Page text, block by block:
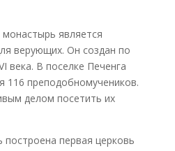
является
верующих. Он создан по
века. В поселке Печенга
116 преподобномучеников.
делом посетить их
построена первая церковь